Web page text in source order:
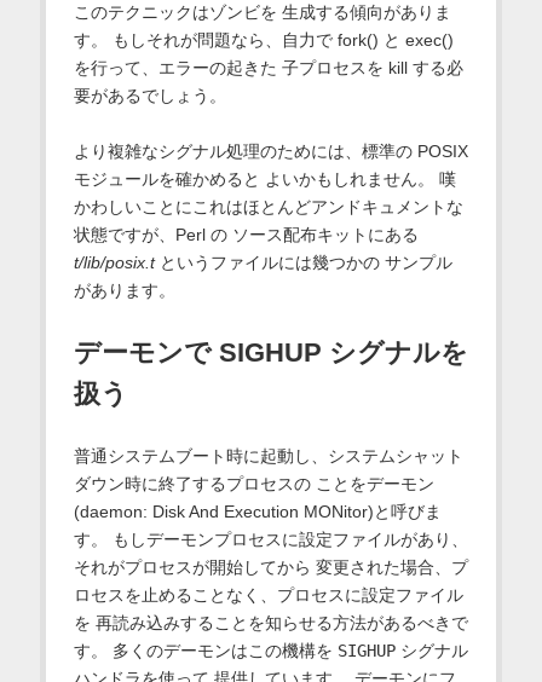
このテクニックはゾンビを 生成する傾向がありま
す。 もしそれが問題なら、自力で fork() と exec()
を行って、エラーの起きた 子プロセスを kill する必
要があるでしょう。
より複雑なシグナル処理のためには、標準の POSIX
モジュールを確かめると よいかもしれません。 嘆
かわしいことにこれはほとんどアンドキュメントな
状態ですが、Perl の ソース配布キットにある
t/lib/posix.tというファイルには幾つかの サンプル
があります。
デーモンで SIGHUP シグナルを
扱う
普通システムブート時に起動し、システムシャット
ダウン時に終了するプロセスの ことをデーモン
(daemon: Disk And Execution MONitor)と呼びま
す。 もしデーモンプロセスに設定ファイルがあり、
それがプロセスが開始してから 変更された場合、プ
ロセスを止めることなく、プロセスに設定ファイル
を 再読み込みすることを知らせる方法があるべきで
す。 多くのデーモンはこの機構を SIGHUPシグナル
ハンドラを使って 提供しています。 デーモンにフ